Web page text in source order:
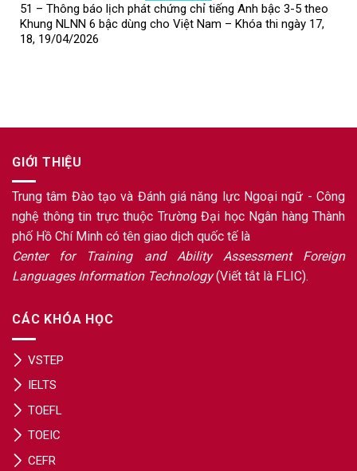
51 – Thông báo lịch phát chứng chỉ tiếng Anh bậc 3-5 theo
Khung NLNN 6 bậc dùng cho Việt Nam – Khóa thi ngày 17,
18, 19/04/2026
GIỚI THIỆU
Trung tâm Đào tạo và Đánh giá năng lực Ngoại ngữ - Công
nghệ thông tin trực thuộc Trường Đại học Ngân hàng Thành
phố Hồ Chí Minh có tên giao dịch quốc tế là
Center for Training and Ability Assessment Foreign
Languages Information Technology(Viết tắt là FLIC).
CÁC KHÓA HỌC
VSTEP
IELTS
TOEFL
TOEIC
CEFR